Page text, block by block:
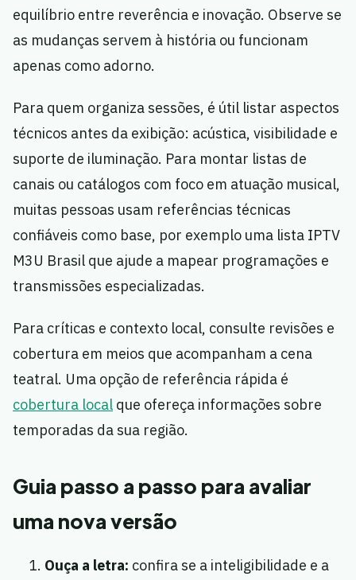
equilíbrio entre reverência e inovação. Observe se
as mudanças servem à história ou funcionam
apenas como adorno.
Para quem organiza sessões, é útil listar aspectos
técnicos antes da exibição: acústica, visibilidade e
suporte de iluminação. Para montar listas de
canais ou catálogos com foco em atuação musical,
muitas pessoas usam referências técnicas
confiáveis como base, por exemplo uma lista IPTV
M3U Brasil que ajude a mapear programações e
transmissões especializadas.
Para críticas e contexto local, consulte revisões e
cobertura em meios que acompanham a cena
teatral. Uma opção de referência rápida é
cobertura local que ofereça informações sobre
temporadas da sua região.
Guia passo a passo para avaliar
uma nova versão
Ouça a letra: confira se a inteligibilidade e a